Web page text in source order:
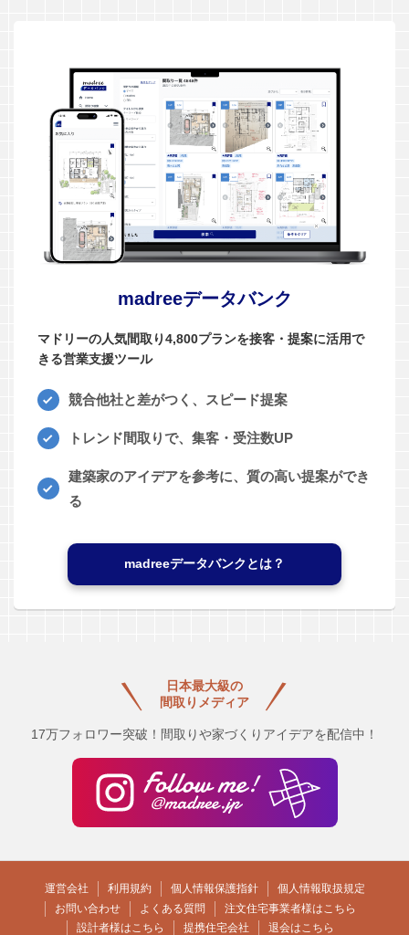
madreeデータバンク
マドリーの人気間取り4,800プランを接客・提案に活用で
きる営業支援ツール
競合他社と差がつく、スピード提案
トレンド間取りで、集客・受注数UP
建築家のアイデアを参考に、質の高い提案ができ
る
madreeデータバンクとは？
日本最大級の
間取りメディア
17万フォロワー突破！間取りや家づくりアイデアを配信中！
運営会社 利用規約 個人情報保護指針
個人情報取扱規定
お問い合わせ
よくある質問
注文住宅事業者様はこちら
設計者様はこちら
提携住宅会社 退会はこちら